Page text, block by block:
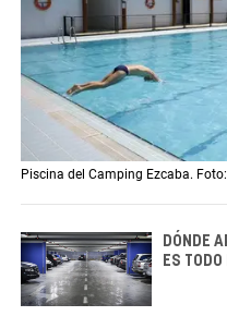
Piscina del Camping Ezcaba.
DÓNDE
ES